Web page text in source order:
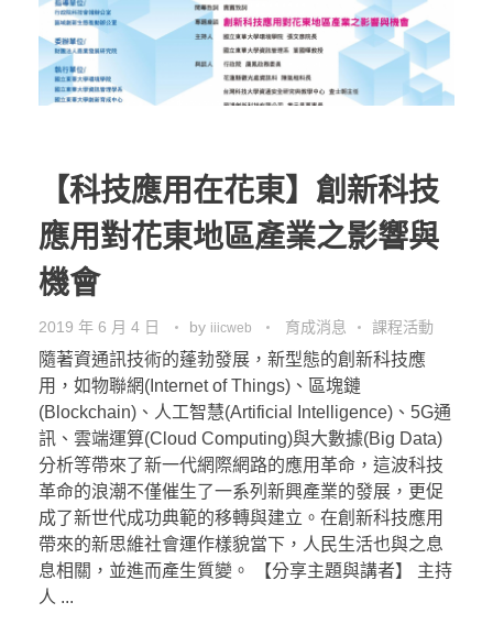
【科技應用在花東】創新科技
應用對花東地區產業之影響與
機會
2019 年 6 月 4 日 by iiicweb 育成消息 課程活動
隨著資通訊技術的蓬勃發展，新型態的創新科技應
用，如物聯網(Internet of Things)、區塊鏈
(Blockchain)、人工智慧(Artificial Intelligence)、5G通
訊、雲端運算(Cloud Computing)與大數據(Big Data)
分析等帶來了新一代網際網路的應用革命，這波科技
革命的浪潮不僅催生了一系列新興產業的發展，更促
成了新世代成功典範的移轉與建立。在創新科技應用
帶來的新思維社會運作樣貌當下，人民生活也與之息
息相關，並進而產生質變。 【分享主題與講者】 主持
人 ...